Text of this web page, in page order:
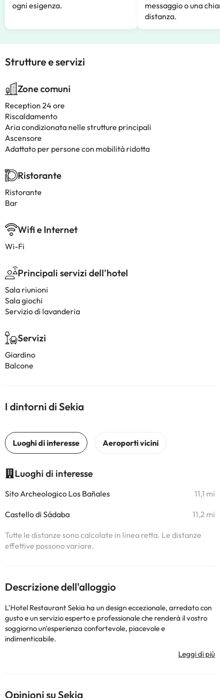
ogni esigenza.
messaggio o una
distanza.
Strutture e servizi
Zone comuni
Reception 24 ore
Riscaldamento
Aria condizionata nelle strutture principali
Ascensore
Adattato per persone con mobilità ridotta
Ristorante
Ristorante
Bar
Wifi e Internet
Wi-Fi
Principali servizi dell'hotel
Sala riunioni
Sala giochi
Servizio di lavanderia
Servizi
Giardino
Balcone
I dintorni di Sekia
Luoghi di interesse
Sito Archeologico Los Bañales 11,1 mi
Castello di Sádaba 11,2 mi
Tutte le distanze sono calcolate in linea retta. Le distanze
effettive possono variare.
Descrizione dell'alloggio
L'Hotel Restaurant Sekia ha un design eccezionale, arredato con
gusto e un servizio esperto e professionale che renderà il vostro
soggiorno un'esperienza confortevole, piacevole e
indimenticabile.
Inaugurato nell'agosto 2008, l'hotel si sviluppa su 2 piani e
classe.
Opinioni su Sekia